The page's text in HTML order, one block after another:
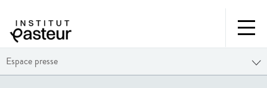
Espace presse